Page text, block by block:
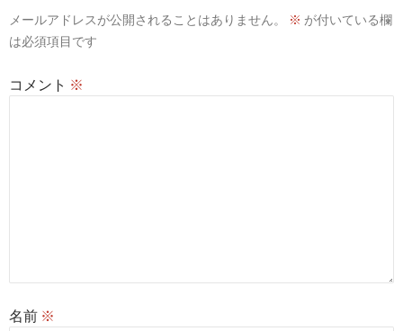
ン
メールアドレスが公開されることはありません。 ※ が付いている欄
は必須項目です
コメント ※
名前 ※